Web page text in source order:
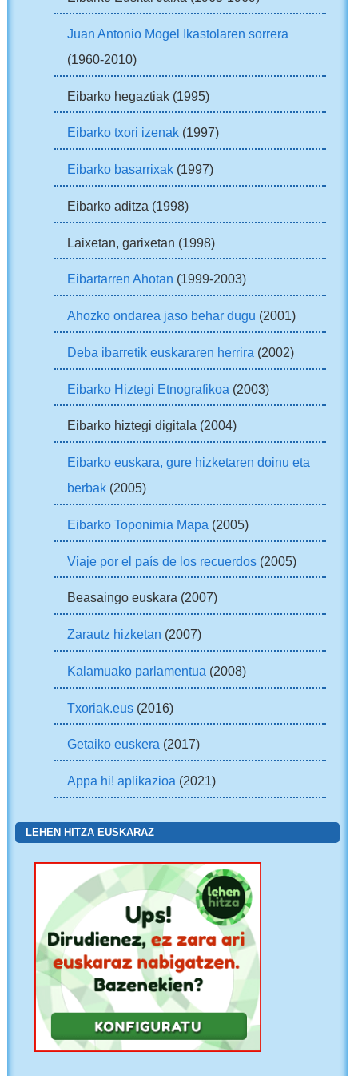
Juan Antonio Mogel Ikastolaren sorrera
(1960-2010)
Eibarko hegaztiak (1995)
Eibarko txori izenak(1997)
Eibarko basarrixak(1997)
Eibarko aditza (1998)
Laixetan, garixetan (1998)
Eibartarren Ahotan (1999-2003)
Ahozko ondarea jaso behar dugu (2001)
Deba ibarretik euskararen herrira (2002)
Eibarko Hiztegi Etnografikoa (2003)
Eibarko hiztegi digitala (2004)
Eibarko euskara, gure hizketaren doinu eta
berbak(2005)
Eibarko Toponimia Mapa (2005)
Viaje por el país de los recuerdos(2005)
Beasaingo euskara (2007)
Zarautz hizketan (2007)
Kalamuako parlamentua (2008)
Txoriak.eus(2016)
Getaiko euskera (2017)
Appa hi! aplikazioa (2021)
LEHEN HITZA EUSKARAZ